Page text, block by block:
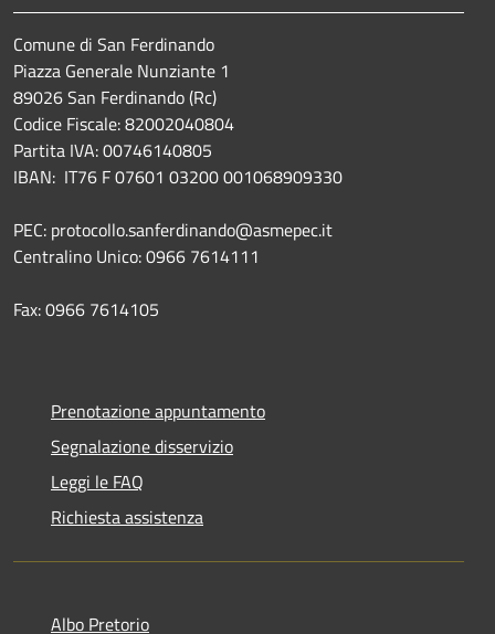
Comune di San Ferdinando
Piazza Generale Nunziante 1
89026 San Ferdinando (Rc)
Codice Fiscale: 82002040804
Partita IVA: 00746140805
IBAN: IT76 F 07601 03200 001068909330
PEC: protocollo.sanferdinando@asmepec.it
Centralino Unico: 0966 7614111
Fax: 0966 7614105
Prenotazione appuntamento
Segnalazione disservizio
Leggi le FAQ
Richiesta assistenza
Albo Pretorio